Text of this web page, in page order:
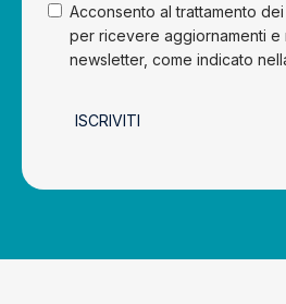
Acconsento al trattamento
per ricevere aggiornamenti e
newsletter, come indicato
ISCRIVITI